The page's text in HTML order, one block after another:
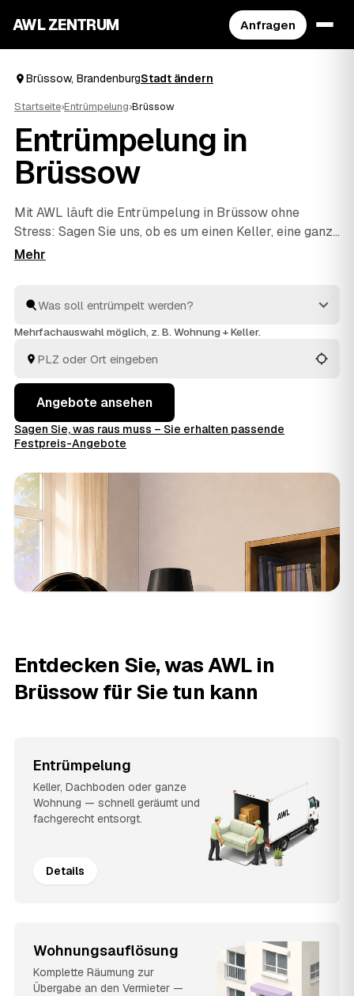
AWL ZENTRUM Anfragen
Brüssow, BrandenburgStadt ändern
Startseite›Entrümpelung›Brüssow
Entrümpelung in
Brüssow
Mit AWL läuft die Entrümpelung in Brüssow ohne
Stress: Sagen Sie uns, ob es um einen Keller, eine ganze
Wohnung, ein Haus oder eine Messie-Wohnung geht,
Nähe – von Brüssow bisPenkun
sparen Sie sich das einzelne Anfragen und sehen direkt,
Mehrfachauswahl möglich, z. B. Wohnung + Keller.
Angebote ansehen
Sagen Sie, was raus muss – Sie erhalten passende
Festpreis-Angebote
Entdecken Sie, was AWL in
Brüssow für Sie tun kann
Entrümpelung
Keller, Dachboden oder ganze
Wohnung — schnell geräumt und
fachgerecht entsorgt.
Details
Wohnungsauflösung
Komplette Räumung zur
Übergabe an den Vermieter —